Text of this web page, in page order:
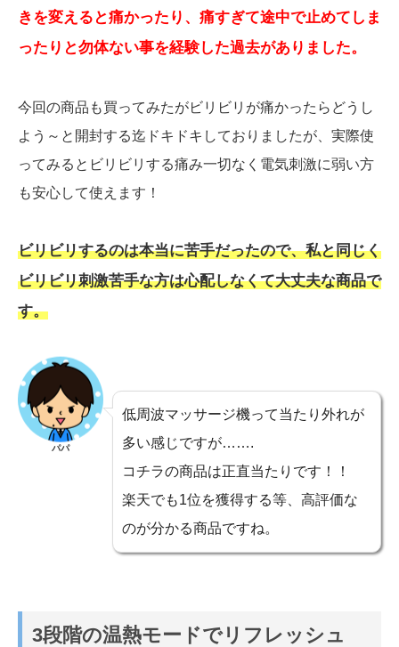
きを変えると痛かったり、痛すぎて途中で止めてしま
ったりと勿体ない事を経験した過去がありました。
今回の商品も買ってみたがビリビリが痛かったらどうし
よう～と開封する迄ドキドキしておりましたが、実際使
ってみるとビリビリする痛み一切なく電気刺激に弱い方
も安心して使えます！
ビリビリするのは本当に苦手だったので、私と同じく
ビリビリ刺激苦手な方は心配しなくて大丈夫な商品で
す。
パパ
低周波マッサージ機って当たり外れが
多い感じですが…….
コチラの商品は正直当たりです！！
楽天でも1位を獲得する等、高評価な
のが分かる商品ですね。
3段階の温熱モードでリフレッシュ